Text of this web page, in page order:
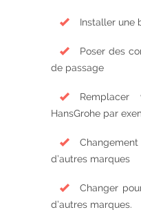
Installer une
Poser des
de passage
HansGrohe par
d’autres marques
Changer
d’autres marques.